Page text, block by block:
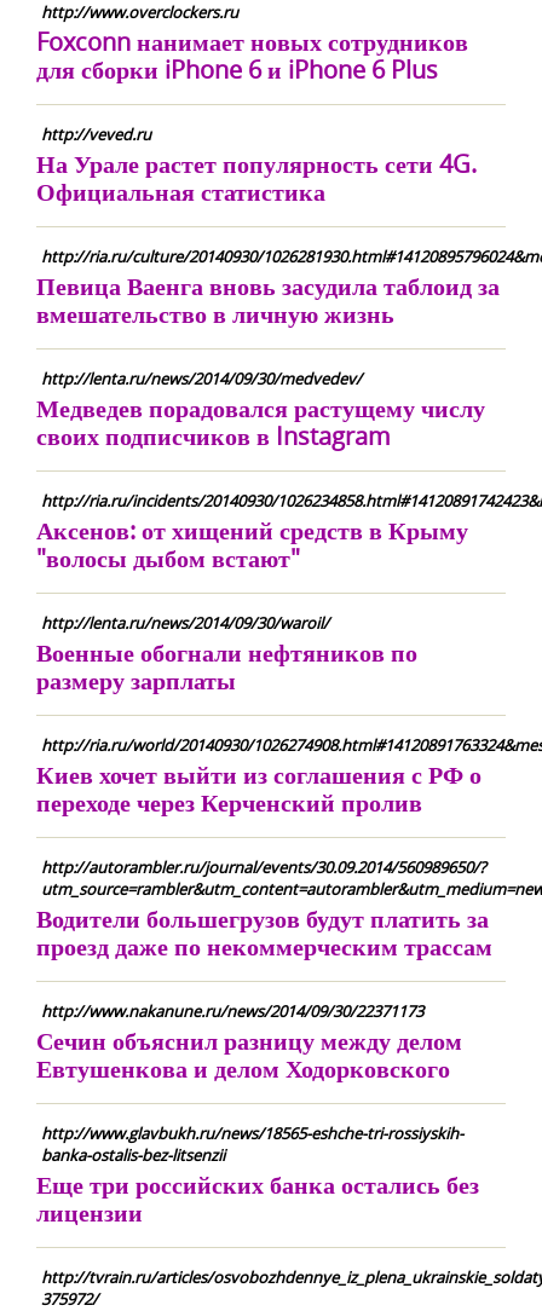
http://www.overclockers.ru
Foxconn нанимает новых сотрудников
для сборки iPhone 6 и iPhone 6 Plus
http://veved.ru
На Урале растет популярность сети 4G.
Официальная статистика
http://ria.ru/culture/20140930/
Певица Ваенга вновь засудила таблоид за
вмешательство в личную жизнь
http://lenta.ru/news/2014/09/30/medvedev/
Медведев порадовался растущему числу
своих подписчиков в Instagram
http://ria.ru/incidents/20140930/
Аксенов: от хищений средств в Крыму
"волосы дыбом встают"
http://lenta.ru/news/2014/09/30/waroil/
Военные обогнали нефтяников по
размеру зарплаты
http://ria.ru/world/20140930/
Киев хочет выйти из соглашения с РФ о
переходе через Керченский пролив
http://autorambler.ru/journal/events/30.09.2014/560989650/?
Водители большегрузов будут платить за
проезд даже по некоммерческим трассам
http://www.nakanune.ru/news/2014/09/30/22371173
Сечин объяснил разницу между делом
Евтушенкова и делом Ходорковского
http://www.glavbukh.ru/news/18565-eshche-tri-rossiyskih-
banka-ostalis-bez-litsenzii
Еще три российских банка остались без
лицензии
http://tvrain.ru/articles/
375972/